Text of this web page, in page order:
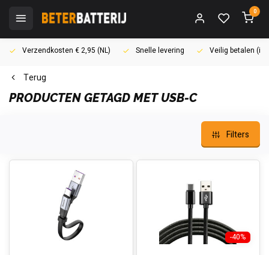
0
Verzendkosten € 2,95 (NL) Snelle levering Veilig betalen
Terug
PRODUCTEN GETAGD MET USB-C
Filters
-40%